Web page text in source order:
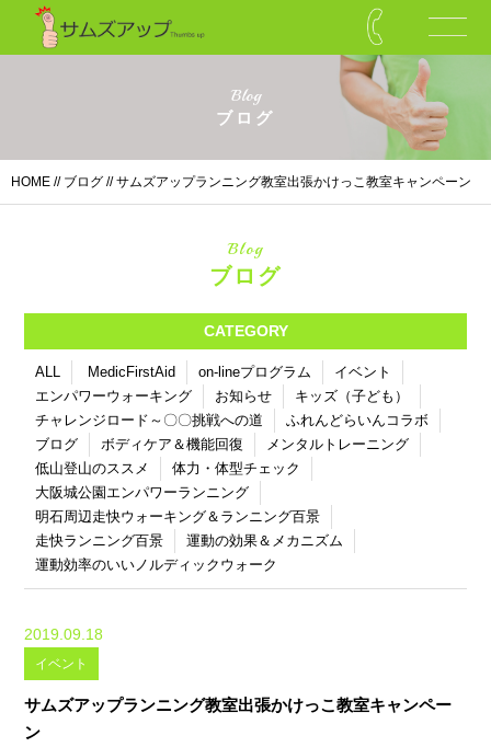
Blog
ブログ
HOME // ブログ // サムズアップランニング教室出張かけっこ教室キャンペーン
Blog
ブログ
CATEGORY
ALL MedicFirstAid on-lineプログラム
イベント
エンパワーウォーキング
お知らせ
キッズ（子ども）
チャレンジロード～〇〇挑戦への道
ふれんどらいんコラボ
ブログ
ボディケア＆機能回復
メンタルトレーニング
低山登山のススメ
体力・体型チェック
大阪城公園エンパワーランニング
明石周辺走快ウォーキング＆ランニング百景
走快ランニング百景
運動の効果＆メカニズム
運動効率のいいノルディックウォーク
2019.09.18
イベント
サムズアップランニング教室出張かけっこ教室キャンペー
ン